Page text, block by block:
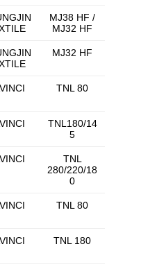
MJ38 HF /
MJ32 HF
MJ32 HF
TNL 80
TNL180/14
5
TNL
280/220/18
0
TNL 80
TNL 180